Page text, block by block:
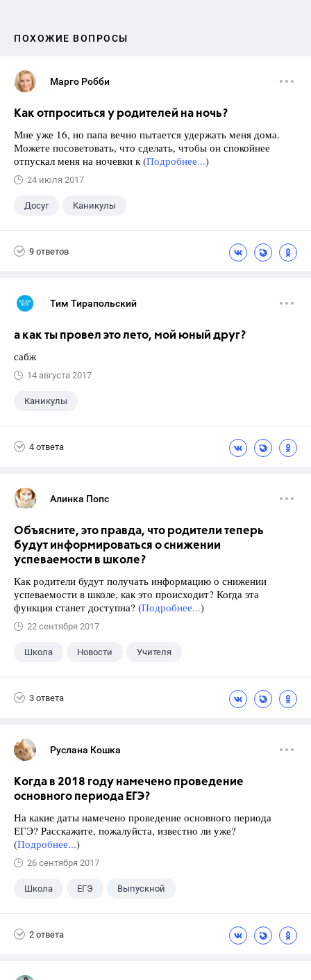
ПОХОЖИЕ ВОПРОСЫ
Марго Робби
Как отпроситься у родителей на ночь?
Мне уже 16, но папа вечно пытается удержать меня дома.
Можете посоветовать, что сделать, чтобы он спокойнее
отпускал меня на ночевки к (Подробнее...)
24 июля 2017
Досуг Каникулы
9 ответов
Тим Тирапольский
а как ты провел это лето, мой юный друг?
сабж
14 августа 2017
Каникулы
4 ответа
Алинка Попс
Объясните, это правда, что родители теперь
будут информироваться о снижении
успеваемости в школе?
Как родители будут получать информацию о снижении
успеваемости в школе, как это происходит? Когда эта
функция станет доступна? (Подробнее...)
22 сентября 2017
Школа Новости Учителя
3 ответа
Руслана Кошка
Когда в 2018 году намечено проведение
основного периода ЕГЭ?
На какие даты намечено проведение основного периода
ЕГЭ? Расскажите, пожалуйста, известно ли уже?
(Подробнее...)
26 сентября 2017
Школа ЕГЭ Выпускной
2 ответа